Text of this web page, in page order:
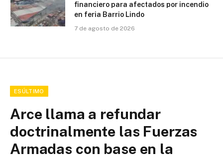
financiero para afectados por incendio
en feria Barrio Lindo
7 de agosto de 2026
ESÚLTIMO
Arce llama a refundar
doctrinalmente las Fuerzas
Armadas con base en la